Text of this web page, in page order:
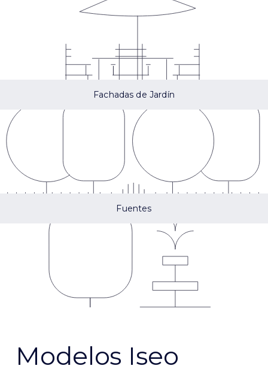
Fachadas de Jardín
Fuentes
Modelos Iseo